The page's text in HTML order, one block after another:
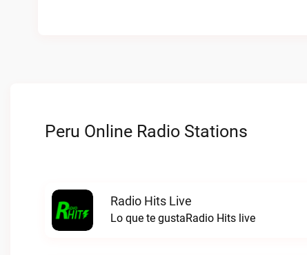
Peru Online Radio Stations
Radio Hits Live
Lo que te gustaRadio Hits live